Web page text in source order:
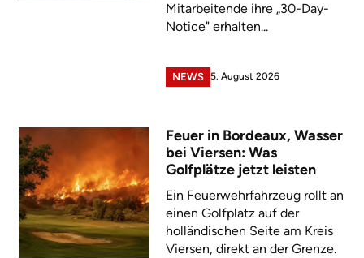
Mitarbeitende ihre „30-Day-
Notice" erhalten...
NEWS 5. August 2026
Feuer in Bordeaux, Wasser
bei Viersen: Was
Golfplätze jetzt leisten
Ein Feuerwehrfahrzeug rollt an
einen Golfplatz auf der
holländischen Seite am Kreis
Viersen, direkt an der Grenze.